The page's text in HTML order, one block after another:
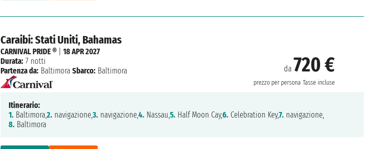
Caraibi: Stati Uniti, Bahamas
da 720 €
prezzo per persona Tasse incluse
CARNIVAL PRIDE ® |18 APR 2027
Durata: 7 notti
Partenza da: Baltimora Sbarco: Baltimora
Itinerario:
1. Baltimora,2. navigazione,3. navigazione,4. Nassau,5. Half Moon Cay,6. Celebration Key,7. navigazione,
8. Baltimora